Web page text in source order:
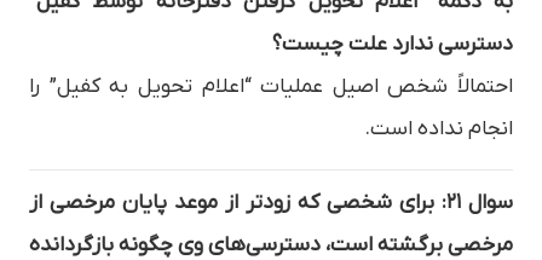
دسترسی ندارد علت چیست؟
احتمالاً شخص اصیل عملیات “اعلام تحویل به کفیل” را
انجام نداده است.
سوال ۲۱: برای شخصی که زودتر از موعد پایان مرخصی از
مرخصی برگشته است، دسترسی‌های وی چگونه بازگردانده